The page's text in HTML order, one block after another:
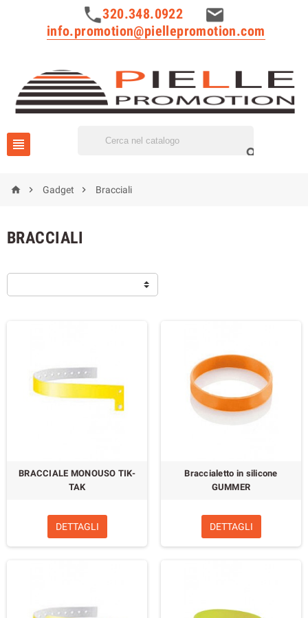
320.348.0922
info.promotion@piellepromotion.com


  Gadget  Bracciali
BRACCIALI
BRACCIALE MONOUSO TIK-
TAK
DETTAGLI
Braccialetto in silicone
GUMMER
DETTAGLI